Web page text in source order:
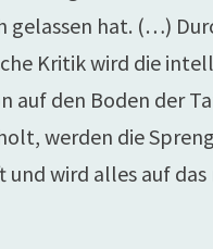
gelassen hat. (…)
Kritik wird die
auf den Boden der
werden die
und wird alles auf